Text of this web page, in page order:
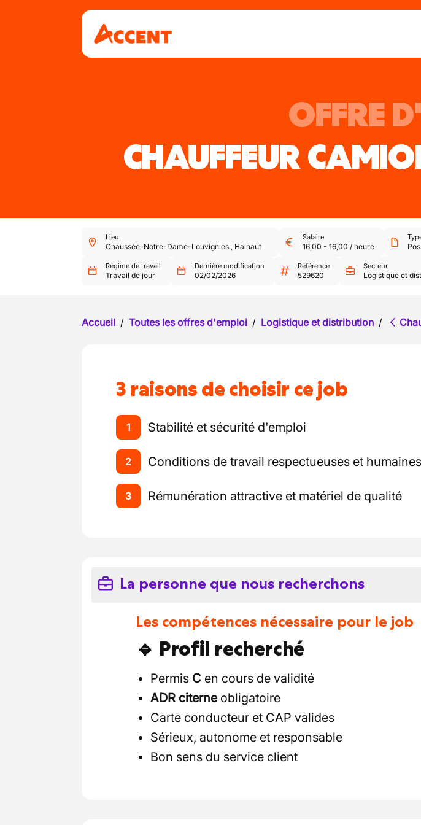
OFFRE
CHAUFFEUR
Lieu
Chaussée-Notre-Dame-Louvignies , Hainaut
Salaire
16,00 - 16,00 / heure
Régime de travail
Travail de jour
Dernière modification
02/02/2026
Référence
529620
Secteur
Logistique et
Accueil / Toutes les offres d'emploi / Logistique et distribution /
3 raisons de choisir ce job
1 Stabilité et sécurité d'emploi
2 Conditions de travail respectueuses et humaines
3 Rémunération attractive et matériel de qualité
La personne que nous recherchons
Les compétences nécessaire pour le job
🔹 Profil recherché
Permis C en cours de validité
ADR citerneobligatoire
Carte conducteur et CAP valides
Sérieux, autonome et responsable
Bon sens du service client